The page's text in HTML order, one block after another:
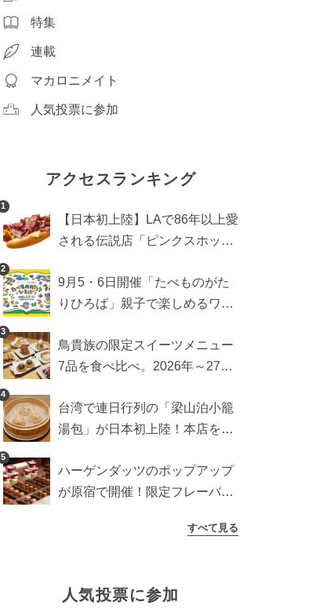
特集
連載
マカロニメイト
人気投票に参加
アクセスランキング
1
【日本初上陸】LAで86年以上愛
される伝説店「ピンクスホット
ットドッグブーム到来!?
2
9月5・6日開催「たべものがた
りひろば」親子で楽しめるワー
ーなどをご紹介
3
鳥貴族の限定スイーツメニュー
7品を食べ比べ。2026年～27年
4
台湾で連日行列の「梁山泊小籠
湯包」が日本初上陸！本店を知
5
ハーゲンダッツのポップアップ
が原宿で開催！限定フレーバー
すべて見る
人気投票に参加